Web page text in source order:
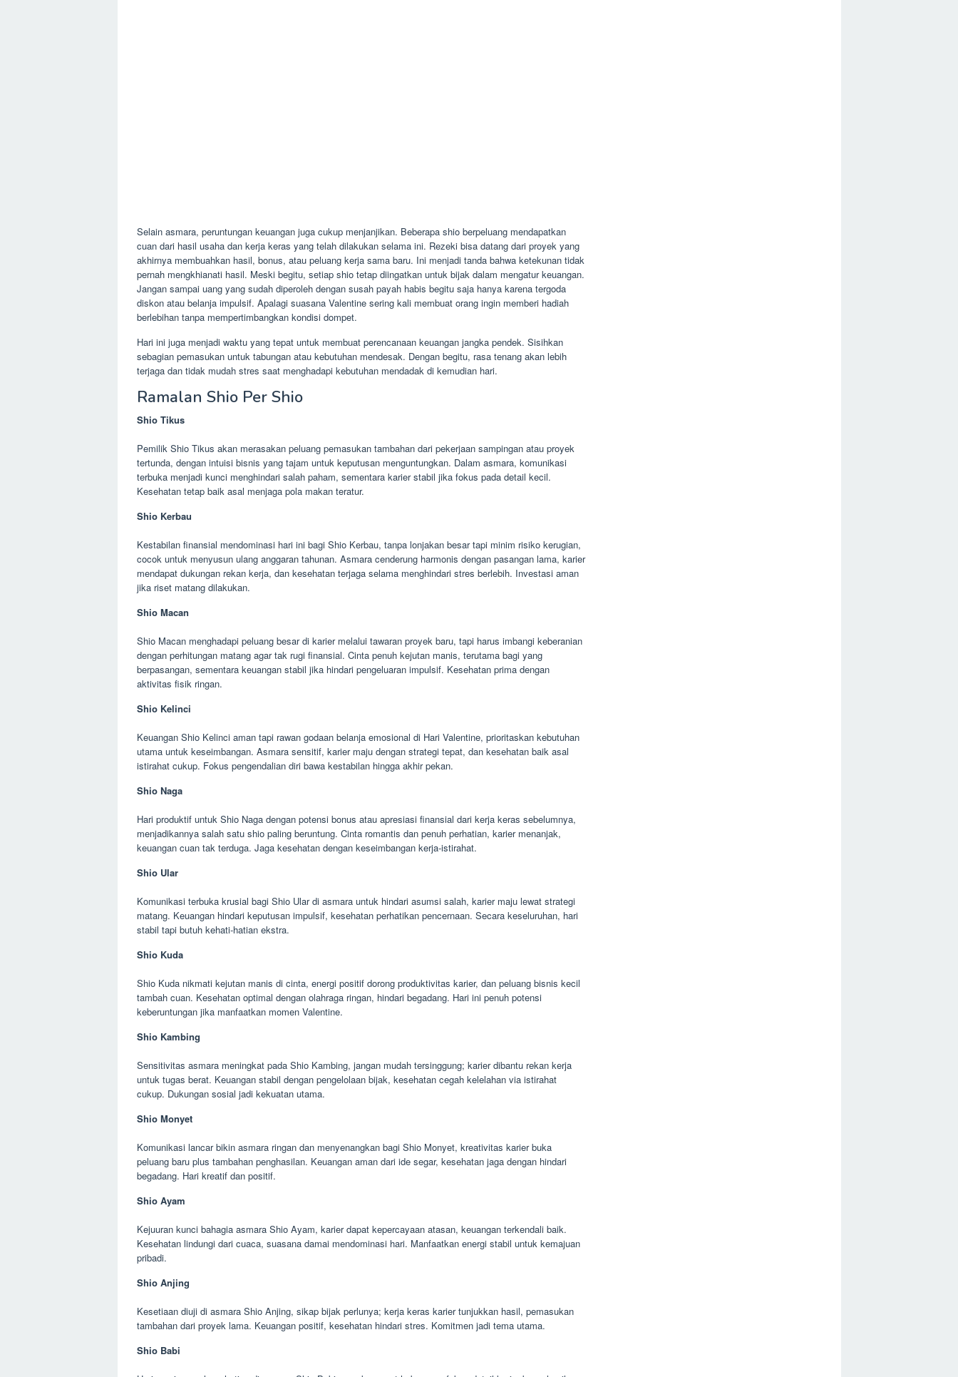
Selain asmara, peruntungan keuangan juga cukup menjanjikan. Beberapa shio berpeluang mendapatkan
cuan dari hasil usaha dan kerja keras yang telah dilakukan selama ini. Rezeki bisa datang dari proyek yang
akhirnya membuahkan hasil, bonus, atau peluang kerja sama baru. Ini menjadi tanda bahwa ketekunan tidak
pernah mengkhianati hasil. Meski begitu, setiap shio tetap diingatkan untuk bijak dalam mengatur keuangan.
Jangan sampai uang yang sudah diperoleh dengan susah payah habis begitu saja hanya karena tergoda
diskon atau belanja impulsif. Apalagi suasana Valentine sering kali membuat orang ingin memberi hadiah
berlebihan tanpa mempertimbangkan kondisi dompet.
Hari ini juga menjadi waktu yang tepat untuk membuat perencanaan keuangan jangka pendek. Sisihkan
sebagian pemasukan untuk tabungan atau kebutuhan mendesak. Dengan begitu, rasa tenang akan lebih
terjaga dan tidak mudah stres saat menghadapi kebutuhan mendadak di kemudian hari.
Ramalan Shio Per Shio
Shio Tikus
Pemilik Shio Tikus akan merasakan peluang pemasukan tambahan dari pekerjaan sampingan atau proyek
tertunda, dengan intuisi bisnis yang tajam untuk keputusan menguntungkan. Dalam asmara, komunikasi
terbuka menjadi kunci menghindari salah paham, sementara karier stabil jika fokus pada detail kecil.
Kesehatan tetap baik asal menjaga pola makan teratur.
Shio Kerbau
Kestabilan finansial mendominasi hari ini bagi Shio Kerbau, tanpa lonjakan besar tapi minim risiko kerugian,
cocok untuk menyusun ulang anggaran tahunan. Asmara cenderung harmonis dengan pasangan lama, karier
mendapat dukungan rekan kerja, dan kesehatan terjaga selama menghindari stres berlebih. Investasi aman
jika riset matang dilakukan.
Shio Macan
Shio Macan menghadapi peluang besar di karier melalui tawaran proyek baru, tapi harus imbangi keberanian
dengan perhitungan matang agar tak rugi finansial. Cinta penuh kejutan manis, terutama bagi yang
berpasangan, sementara keuangan stabil jika hindari pengeluaran impulsif. Kesehatan prima dengan
aktivitas fisik ringan.
Shio Kelinci
Keuangan Shio Kelinci aman tapi rawan godaan belanja emosional di Hari Valentine, prioritaskan kebutuhan
utama untuk keseimbangan. Asmara sensitif, karier maju dengan strategi tepat, dan kesehatan baik asal
istirahat cukup. Fokus pengendalian diri bawa kestabilan hingga akhir pekan.
Shio Naga
Hari produktif untuk Shio Naga dengan potensi bonus atau apresiasi finansial dari kerja keras sebelumnya,
menjadikannya salah satu shio paling beruntung. Cinta romantis dan penuh perhatian, karier menanjak,
keuangan cuan tak terduga. Jaga kesehatan dengan keseimbangan kerja-istirahat.
Shio Ular
Komunikasi terbuka krusial bagi Shio Ular di asmara untuk hindari asumsi salah, karier maju lewat strategi
matang. Keuangan hindari keputusan impulsif, kesehatan perhatikan pencernaan. Secara keseluruhan, hari
stabil tapi butuh kehati-hatian ekstra.
Shio Kuda
Shio Kuda nikmati kejutan manis di cinta, energi positif dorong produktivitas karier, dan peluang bisnis kecil
tambah cuan. Kesehatan optimal dengan olahraga ringan, hindari begadang. Hari ini penuh potensi
keberuntungan jika manfaatkan momen Valentine.
Shio Kambing
Sensitivitas asmara meningkat pada Shio Kambing, jangan mudah tersinggung; karier dibantu rekan kerja
untuk tugas berat. Keuangan stabil dengan pengelolaan bijak, kesehatan cegah kelelahan via istirahat
cukup. Dukungan sosial jadi kekuatan utama.
Shio Monyet
Komunikasi lancar bikin asmara ringan dan menyenangkan bagi Shio Monyet, kreativitas karier buka
peluang baru plus tambahan penghasilan. Keuangan aman dari ide segar, kesehatan jaga dengan hindari
begadang. Hari kreatif dan positif.
Shio Ayam
Kejuuran kunci bahagia asmara Shio Ayam, karier dapat kepercayaan atasan, keuangan terkendali baik.
Kesehatan lindungi dari cuaca, suasana damai mendominasi hari. Manfaatkan energi stabil untuk kemajuan
pribadi.
Shio Anjing
Kesetiaan diuji di asmara Shio Anjing, sikap bijak perlunya; kerja keras karier tunjukkan hasil, pemasukan
tambahan dari proyek lama. Keuangan positif, kesehatan hindari stres. Komitmen jadi tema utama.
Shio Babi